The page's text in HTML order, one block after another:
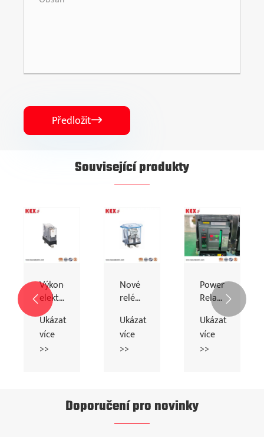
Předložit
Související produkty
Výkonové
elektromagnetické
relé
Ukázat
více
>>
Nové
relé
energie
Ukázat
více
>>
Power
Relay
Din-
Rail
Ukázat
více
>>
 
Doporučení pro novinky